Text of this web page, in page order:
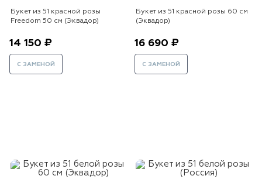
Букет из 51 красной розы
Freedom 50 см (Эквадор)
14 150 ₽
С ЗАМЕНОЙ
Букет из 51 красной розы 60 см
(Эквадор)
16 690 ₽
С ЗАМЕНОЙ